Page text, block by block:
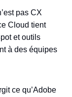
pas CX
Cloud tient
et outils
à des équipes
ce qu’Adobe